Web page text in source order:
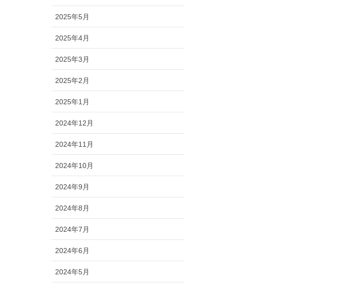
2025年5月
2025年4月
2025年3月
2025年2月
2025年1月
2024年12月
2024年11月
2024年10月
2024年9月
2024年8月
2024年7月
2024年6月
2024年5月